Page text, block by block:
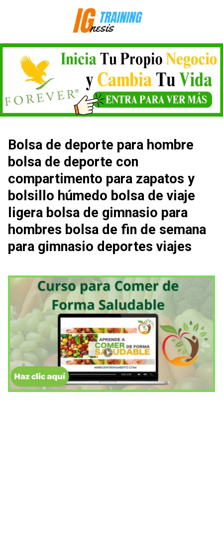
Bolsa de deporte para hombre
bolsa de deporte con
compartimento para zapatos y
bolsillo húmedo bolsa de viaje
ligera bolsa de gimnasio para
hombres bolsa de fin de semana
para gimnasio deportes viajes